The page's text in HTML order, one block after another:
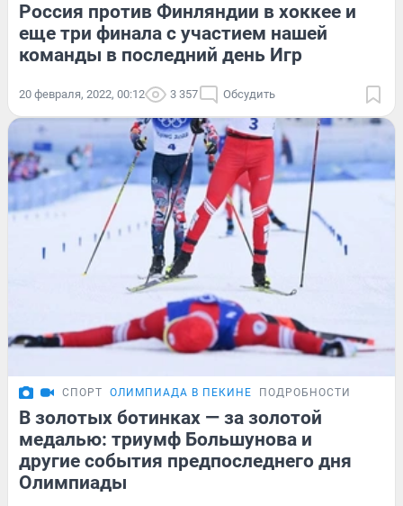
Россия против Финляндии в хоккее и
еще три финала с участием нашей
команды в последний день Игр
20 февраля, 2022, 00:12 3 357 Обсудить
СПОРТ ОЛИМПИАДА В ПЕКИНЕ ПОДРОБНОСТИ
В золотых ботинках — за золотой
медалью: триумф Большунова и
другие события предпоследнего дня
Олимпиады